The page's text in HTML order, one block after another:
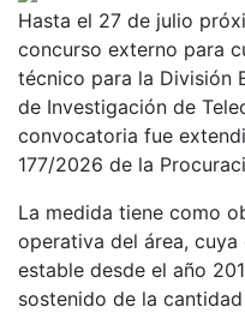
Hasta el 27 de julio
concurso externo para
técnico para la División
de Investigación de
convocatoria fue
177/2026 de la
La medida tiene como
operativa del área,
estable desde el año
sostenido de la